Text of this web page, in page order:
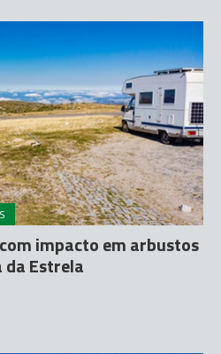
impacto em arbustos
da Estrela